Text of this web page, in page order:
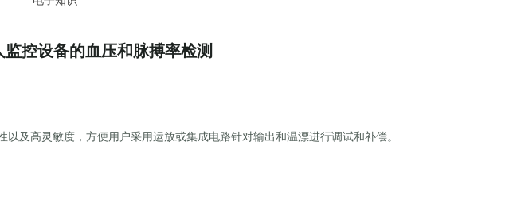
控设备的血压和脉搏率检测
及高灵敏度，方便用户采用运放或集成电路针对输出和温漂进行调试和补偿。